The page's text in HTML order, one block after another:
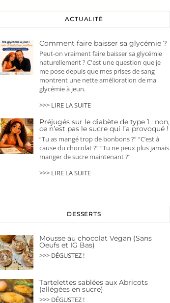
ACTUALITÉ
Comment faire baisser sa glycémie ?
Peut-on vraiment faire baisser sa glycémie
naturellement ? C'est une question que je
me pose depuis que mes prises de sang
montrent une nette amélioration de ma
glycémie à jeun.
>>> LIRE LA SUITE
Préjugés sur le diabète de type 1 : non,
ce n’est pas le sucre qui l’a provoqué !
“Tu as mangé trop de bonbons ?” “C’est à
cause du chocolat ?” “Tu ne peux plus jamais
manger de sucre maintenant ?”
>>> LIRE LA SUITE
DESSERTS
Mousse au chocolat Vegan (Sans
Oeufs et IG Bas)
>>> DÉGUSTEZ !
Tartelettes sablées aux Abricots
(allégées en sucre)
>>> DÉGUSTEZ !